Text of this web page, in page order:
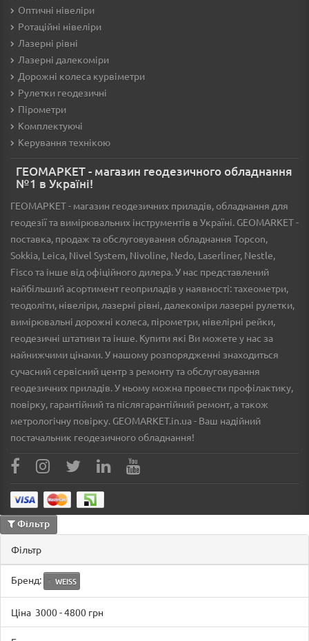
Оптичні нівеліри
Ротаційні нівеліри
Лазерні рівні
Лазерні далекоміри
Дорожні колеса курвіметри
Рулетки геодезичні
Пірометри
Комплектуючі
Керування технікою
ГЕОМАРКЕТ - магазин геодезичного обладнання
№1 в Україні!
ГЕОМАРКЕТ - магазин геодезичних приладів, обладнання для
геодезії та вимірювальних інструментів в Україні. GEOMARKET -
поставка, продаж та обслуговування обладнання Topcon,
Sokkia, Leica, Nivel System, Nivoline, Nedo, Laserliner, Nestle,
Fisco та інше від офіційного дилера. У нас представлений
найбільший асортимент геоприладів у наявності: тахеометри,
теодоліти, нівеліри, лазерні рівні, далекоміри лазерні рулетки,
вимірювальні дорожні колеса, пірометри, нівелірні рейки,
геодезичні штативи та інше. Купити які Ви можете у нас за
найнижчими цінами. У нашому розпорядженні знаходиться
сучасний сервісний центр з ремонту та обслуговування
геодезичних приладів. У ньому можна провести профілактику,
повірку, гарантійний та післягарантійний ремонт, а також
метрологічну повірку. GEOMARKET.in.ua - Ваш надійний
постачальник геодезичного обладнання!
Фільтр
Фільтр
Бренд: WEISS
Ціна 3000-4800 грн